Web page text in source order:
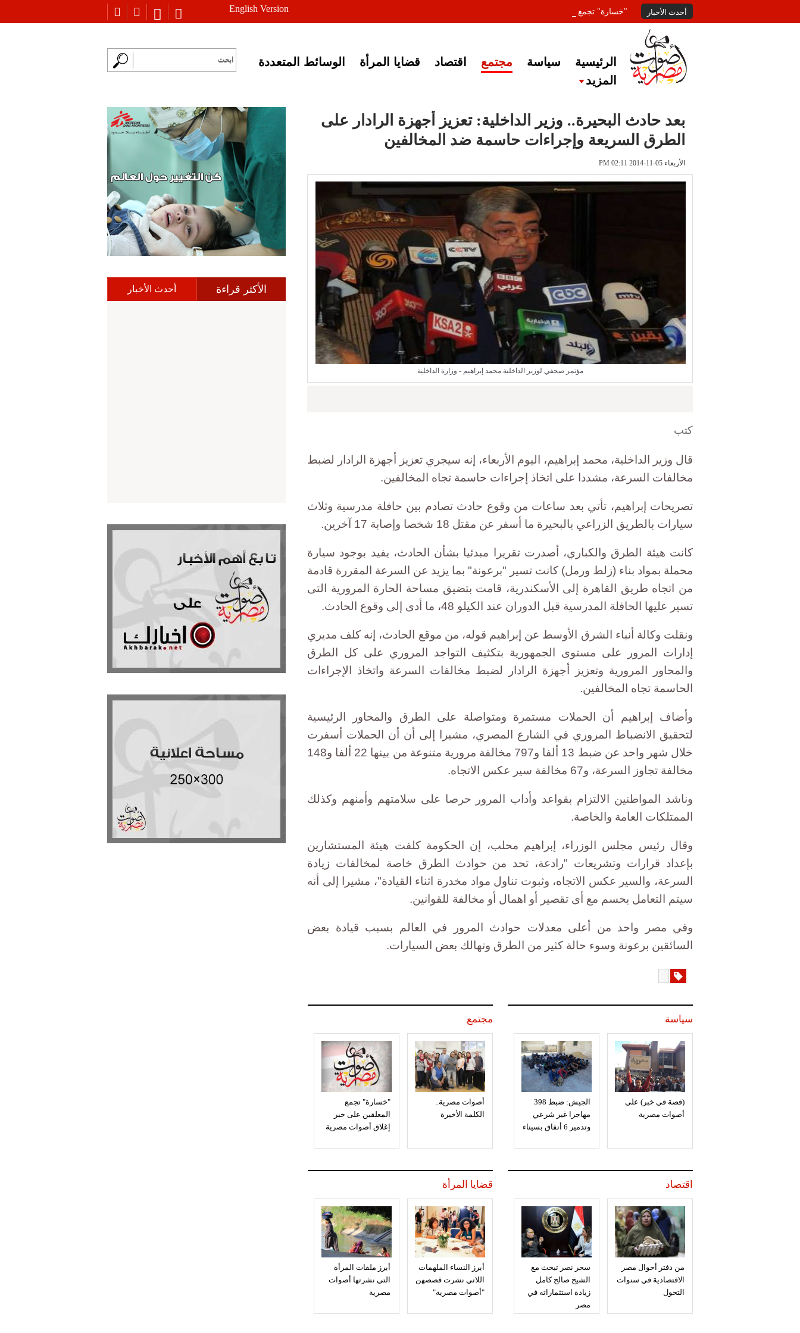
English Version أحدث الأخبار "خسارة" تجمع المعلقين على خبر إغلاق أصوات مصرية
الرئيسية سياسة مجتمع اقتصاد قضايا المرأة
الوسائط المتعددة
المزيد
بعد حادث البحيرة.. وزير الداخلية: تعزيز أجهزة الرادار على
الطرق السريعة وإجراءات حاسمة ضد المخالفين
الأربعاء 05-11-2014 PM 02:11
مؤتمر صحفي لوزير الداخلية محمد إبراهيم - وزارة الداخلية
كتب
قال وزير الداخلية، محمد إبراهيم، اليوم الأربعاء، إنه سيجري تعزيز أجهزة الرادار لضبط
مخالفات السرعة، مشددا على اتخاذ إجراءات حاسمة تجاه المخالفين.
تصريحات إبراهيم، تأتي بعد ساعات من وقوع حادث تصادم بين حافلة مدرسية وثلاث
سيارات بالطريق الزراعي بالبحيرة ما أسفر عن مقتل 18 شخصا وإصابة 17 آخرين.
كانت هيئة الطرق والكباري، أصدرت تقريرا مبدئيا بشأن الحادث، يفيد بوجود سيارة
محملة بمواد بناء (زلط ورمل) كانت تسير "برعونة" بما يزيد عن السرعة المقررة قادمة
من اتجاه طريق القاهرة إلى الأسكندرية، قامت بتضيق مساحة الحارة المرورية التى
تسير عليها الحافلة المدرسية قبل الدوران عند الكيلو 48، ما أدى إلى وقوع الحادث.
ونقلت وكالة أنباء الشرق الأوسط عن إبراهيم قوله، من موقع الحادث، إنه كلف مديري
إدارات المرور على مستوى الجمهورية بتكثيف التواجد المروري على كل الطرق
والمحاور المرورية وتعزيز أجهزة الرادار لضبط مخالفات السرعة واتخاذ الإجراءات
الحاسمة تجاه المخالفين.
وأضاف إبراهيم أن الحملات مستمرة ومتواصلة على الطرق والمحاور الرئيسية
لتحقيق الانضباط المروري في الشارع المصري، مشيرا إلى أن أن الحملات أسفرت
خلال شهر واحد عن ضبط 13 ألفا و797 مخالفة مرورية متنوعة من بينها 22 ألفا و148
مخالفة تجاوز السرعة، و67 مخالفة سير عكس الاتجاه.
وناشد المواطنين الالتزام بقواعد وأداب المرور حرصا على سلامتهم وأمنهم وكذلك
الممتلكات العامة والخاصة.
وقال رئيس مجلس الوزراء، إبراهيم محلب، إن الحكومة كلفت هيئة المستشارين
بإعداد قرارات وتشريعات "رادعة، تحد من حوادث الطرق خاصة لمخالفات زيادة
السرعة، والسير عكس الاتجاه، وثبوت تناول مواد مخدرة اثناء القيادة"، مشيرا إلى أنه
سيتم التعامل بحسم مع أى تقصير أو اهمال أو مخالفة للقوانين.
وفي مصر واحد من أعلى معدلات حوادث المرور في العالم بسبب قيادة بعض
السائقين برعونة وسوء حالة كثير من الطرق وتهالك بعض السيارات.
سياسة
(قصة في خبر) على
أصوات مصرية
الجيش: ضبط 398
مهاجرا غير شرعي
وتدمير 6 أنفاق بسيناء
مجتمع
أصوات مصرية..
الكلمة الأخيرة
"خسارة" تجمع
المعلقين على خبر
إغلاق أصوات مصرية
اقتصاد
من دفتر أحوال مصر
الاقتصادية في سنوات
التحول
سحر نصر تبحث مع
الشيخ صالح كامل
زيادة استثماراته في
مصر
قضايا المرأة
أبرز النساء الملهمات
اللاتي نشرت قصصهن
"أصوات مصرية"
أبرز ملفات المرأة
التي نشرتها أصوات
مصرية
الأكثر قراءة أحدث الأخبار